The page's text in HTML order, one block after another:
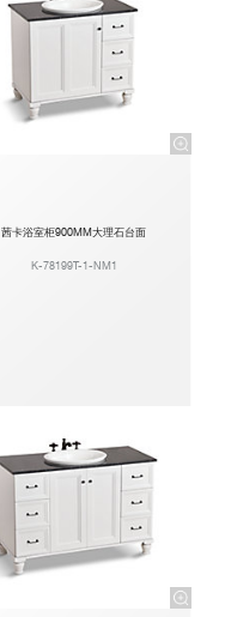
茜卡浴室柜900MM大理石台面
K-78199T-1-NM1